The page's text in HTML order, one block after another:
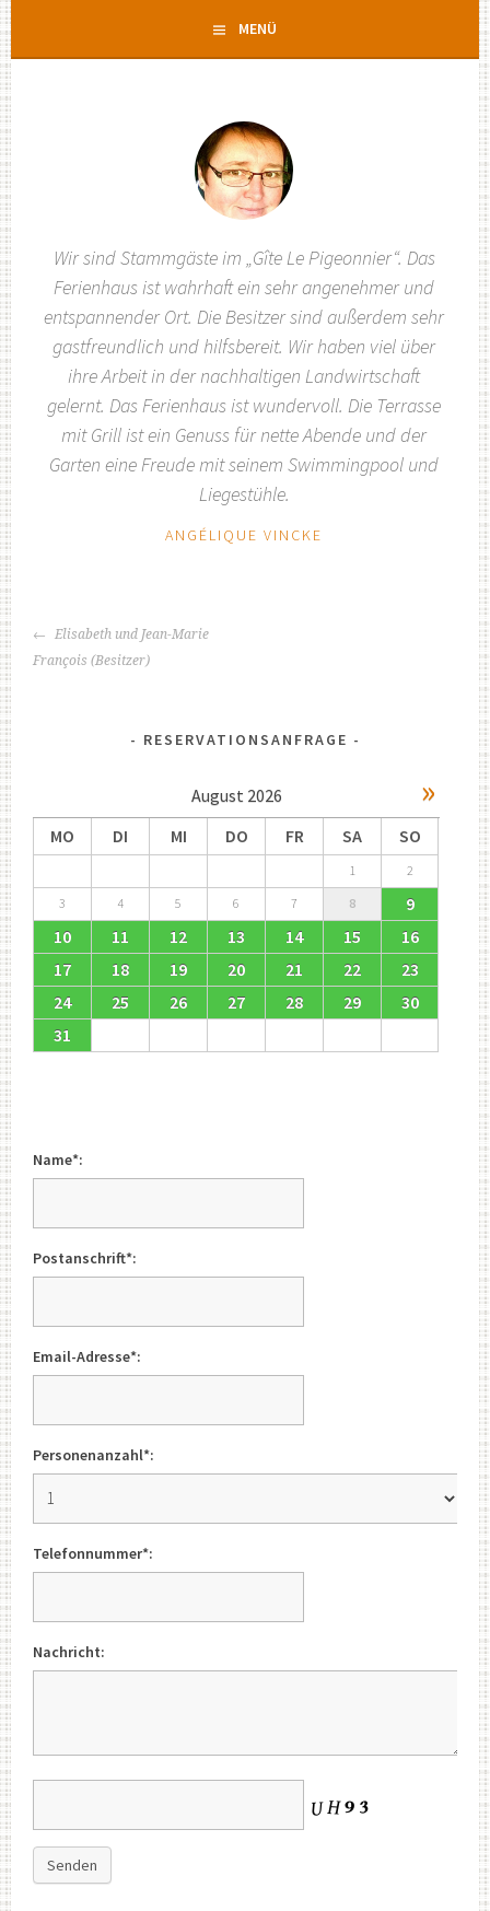
springen
MENÜ
Wir sind Stammgäste im „Gîte Le Pigeonnier“. Das
Ferienhaus ist wahrhaft ein sehr angenehmer und
entspannender Ort. Die Besitzer sind außerdem sehr
gastfreundlich und hilfsbereit. Wir haben viel über
ihre Arbeit in der nachhaltigen Landwirtschaft
gelernt. Das Ferienhaus ist wundervoll. Die Terrasse
mit Grill ist ein Genuss für nette Abende und der
Garten eine Freude mit seinem Swimmingpool und
Liegestühle.
ANGÉLIQUE VINCKE
BEITRAGSNAVIGATION
Elisabeth und Jean-Marie
François (Besitzer)
RESERVATIONSANFRAGE
»
August 2026
MO
DI MI DO FR SA SO
1
2
3
4 5 6 7 8
9
10
11 12 13 14 15
16
17
18 19 20 21 22
23
24
25 26 27 28 29
30
31
Name*:
Postanschrift*:
Email-Adresse*:
Personenanzahl*:
Telefonnummer*:
Nachricht:
Senden